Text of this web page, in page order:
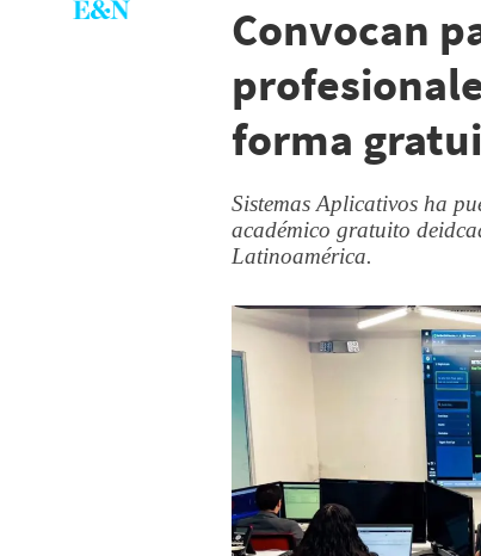
Convocan
forma
Sistemas Aplicativos ha
académico gratuito
Latinoamérica.